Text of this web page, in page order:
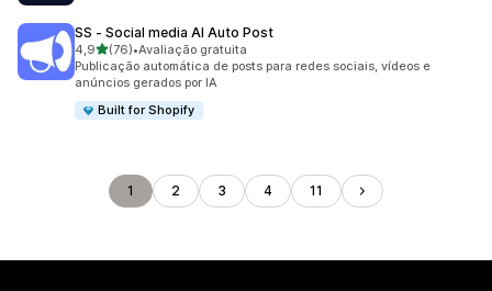
SS ‑ Social media AI Auto Post
4,9de 5 estrelas
(76)
76 avaliações ao todo
•Avaliação gratuita
Publicação automática de posts para redes sociais, vídeos e
anúncios gerados por IA
Built for Shopify
1 2 3 4 11